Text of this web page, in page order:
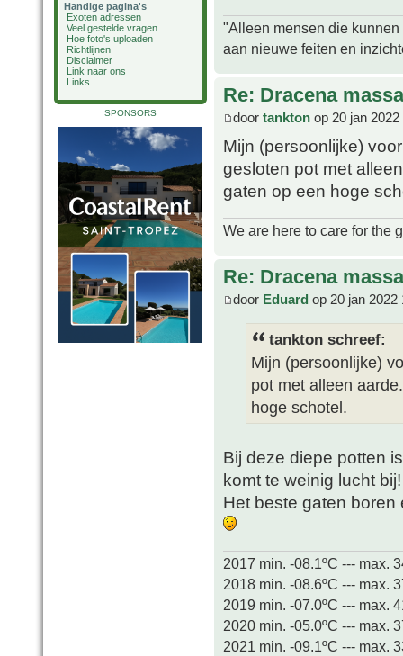
Handige pagina's
Exoten adressen
Veel gestelde vragen
Hoe foto's uploaden
Richtlijnen
Disclaimer
Link naar ons
Links
SPONSORS
"Alleen mensen die
aan nieuwe feiten en
Re: Dracena
door tankton op 20 jan 2022
Mijn (persoonlijke)
gesloten pot met
gaten op een hoge
We are here to care for the
Re: Dracena
door Eduard op 20 jan 2022
tankton schreef:
Mijn (persoonlijke)
pot met alleen
hoge schotel.
Bij deze diepe potten
komt te weinig lucht bij!
Het beste gaten boren
2017 min. -08.1ºC --- max.
2018 min. -08.6ºC --- max.
2019 min. -07.0ºC --- max.
2020 min. -05.0ºC --- max.
2021 min. -09.1ºC --- max.